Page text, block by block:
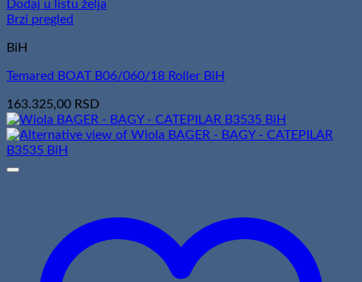
Dodaj u listu želja
Brzi pregled
BiH
Temared BOAT B06/060/18 Roller BiH
163.325,00 RSD